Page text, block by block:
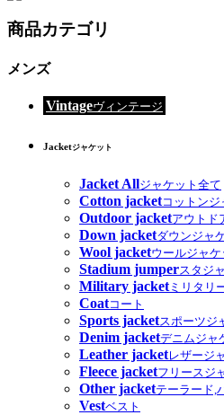
商品カテゴリ
メンズ
Vintageヴィンテージ
Jacketジャケット
Jacket Allジャケット全て
Cotton jacketコットンジ
Outdoor jacketアウトド
Down jacketダウンジャ
Wool jacketウールジャケ
Stadium jumperスタジ
Military jacketミリタリ
Coatコート
Sports jacketスポーツジ
Denim jacketデニムジャ
Leather jacketレザージ
Fleece jacketフリースジ
Other jacketテーラード,
Vestベスト